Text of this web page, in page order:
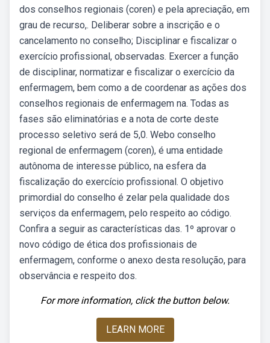
dos conselhos regionais (coren) e pela apreciação, em
grau de recurso,. Deliberar sobre a inscrição e o
cancelamento no conselho; Disciplinar e fiscalizar o
exercício profissional, observadas. Exercer a função
de disciplinar, normatizar e fiscalizar o exercício da
enfermagem, bem como a de coordenar as ações dos
conselhos regionais de enfermagem na. Todas as
fases são eliminatórias e a nota de corte deste
processo seletivo será de 5,0. Webo conselho
regional de enfermagem (coren), é uma entidade
autônoma de interesse público, na esfera da
fiscalização do exercício profissional. O objetivo
primordial do conselho é zelar pela qualidade dos
serviços da enfermagem, pelo respeito ao código.
Confira a seguir as características das. 1º aprovar o
novo código de ética dos profissionais de
enfermagem, conforme o anexo desta resolução, para
observância e respeito dos.
For more information, click the button below.
LEARN MORE